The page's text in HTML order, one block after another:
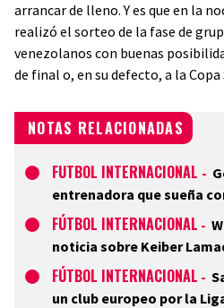
arrancar de lleno. Y es que en la
realizó el sorteo de la fase de
venezolanos con buenas
de final o, en su defecto, a la Copa
NOTAS RELACIONADAS
FUTBOL INTERNACIONAL -
entrenadora que sueña
FÚTBOL INTERNACIONAL -
noticia sobre Keiber
FÚTBOL INTERNACIONAL -
un club europeo por la